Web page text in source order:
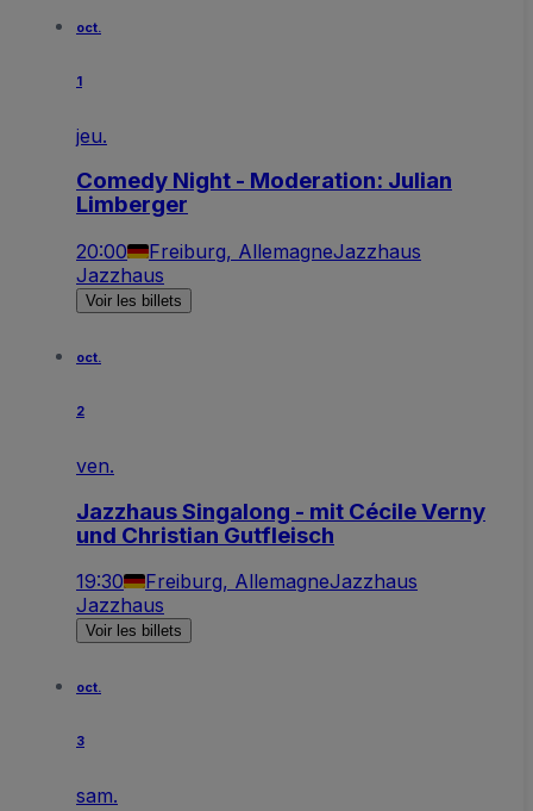
oct.
1
jeu.
Comedy Night - Moderation: Julian
Limberger
20:00 Freiburg, AllemagneJazzhaus
Jazzhaus
Voir les billets
oct.
2
ven.
Jazzhaus Singalong - mit Cécile Verny
und Christian Gutfleisch
19:30 Freiburg, AllemagneJazzhaus
Jazzhaus
Voir les billets
oct.
3
sam.